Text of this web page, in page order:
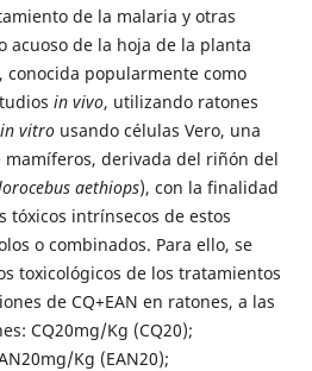
de la malaria y otras
acuoso de la hoja de la planta
conocida popularmente como
in vivo, utilizando ratones
in vitrousando células Vero, una
derivada del riñón del
aethiops), con la finalidad
tóxicos intrínsecos de estos
o combinados. Para ello, se
toxicológicos de los tratamientos
de CQ+EAN en ratones, a las
CQ20mg/Kg (CQ20);
Kg (EAN20);